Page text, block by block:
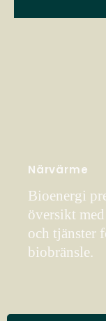
Närvärme
Bioenergi
översikt
och tjänster
biobränsle.